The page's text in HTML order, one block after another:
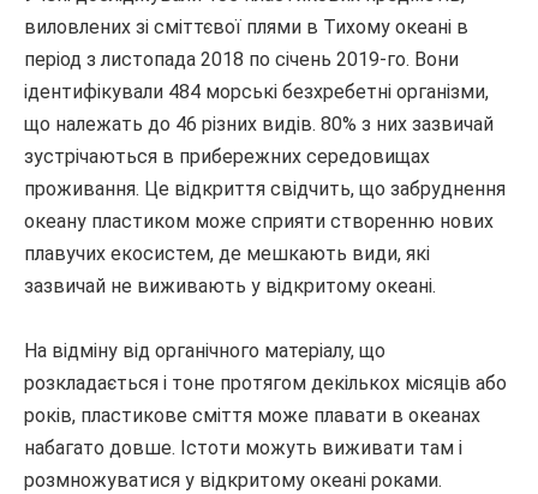
виловлених зі сміттєвої плями в Тихому океані в
період з листопада 2018 по січень 2019-го. Вони
ідентифікували 484 морські безхребетні організми,
що належать до 46 різних видів. 80% з них зазвичай
зустрічаються в прибережних середовищах
проживання. Це відкриття свідчить, що забруднення
океану пластиком може сприяти створенню нових
плавучих екосистем, де мешкають види, які
зазвичай не виживають у відкритому океані.
На відміну від органічного матеріалу, що
розкладається і тоне протягом декількох місяців або
років, пластикове сміття може плавати в океанах
набагато довше. Істоти можуть виживати там і
розмножуватися у відкритому океані роками.